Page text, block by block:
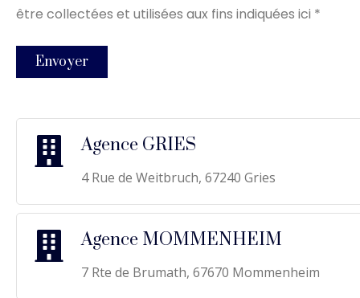
être collectées et utilisées aux fins indiquées ici *
Envoyer
Agence GRIES
4 Rue de Weitbruch, 67240 Gries
Agence MOMMENHEIM
7 Rte de Brumath, 67670 Mommenheim